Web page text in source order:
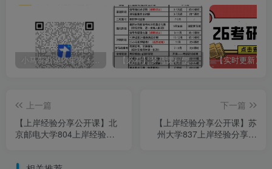
小马哥勘误收集表！感谢您的支持！ 【必看】梦马课程使用方法！
上一篇
【上岸经验分享公开课】北
京邮电大学804上岸经验分
下一篇
【上岸经验分享公开课】苏
州大学837上岸经验分享！